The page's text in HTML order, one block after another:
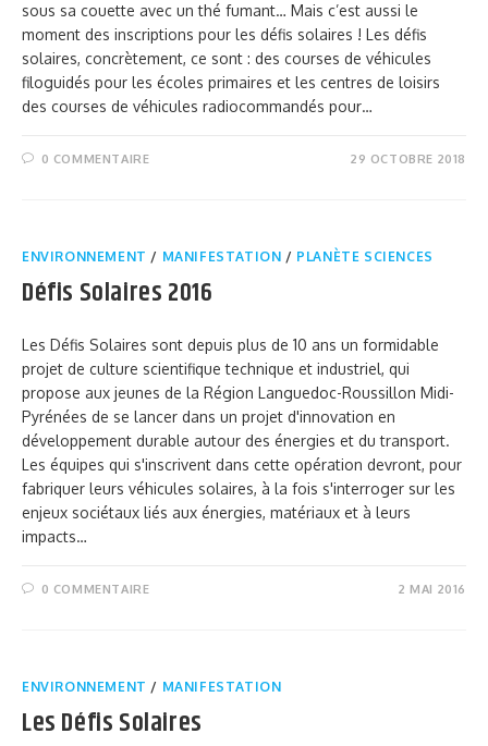
sous sa couette avec un thé fumant… Mais c’est aussi le
moment des inscriptions pour les défis solaires ! Les défis
solaires, concrètement, ce sont : des courses de véhicules
filoguidés pour les écoles primaires et les centres de loisirs
des courses de véhicules radiocommandés pour…
0 COMMENTAIRE 29 OCTOBRE 2018
ENVIRONNEMENT / MANIFESTATION / PLANÈTE SCIENCES
Défis Solaires 2016
Les Défis Solaires sont depuis plus de 10 ans un formidable
projet de culture scientifique technique et industriel, qui
propose aux jeunes de la Région Languedoc-Roussillon Midi-
Pyrénées de se lancer dans un projet d'innovation en
développement durable autour des énergies et du transport.
Les équipes qui s'inscrivent dans cette opération devront, pour
fabriquer leurs véhicules solaires, à la fois s'interroger sur les
enjeux sociétaux liés aux énergies, matériaux et à leurs
impacts…
0 COMMENTAIRE 2 MAI 2016
ENVIRONNEMENT / MANIFESTATION
Les Défis Solaires